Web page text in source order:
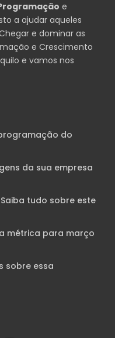
e
a ajudar aqueles
e dominar as
e Crescimento
e vamos nos
do
da sua empresa
tudo sobre este
métrica para março
sobre essa